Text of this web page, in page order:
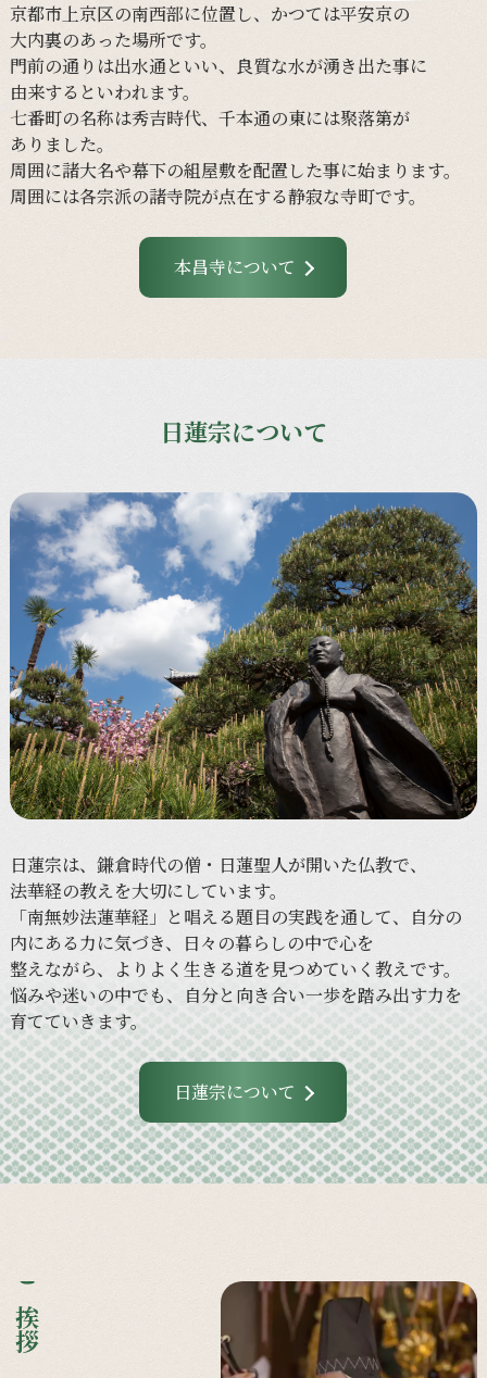
京都市上京区の南西部に位置し、 かつては平安京の
大内裏のあった場所です。
門前の通りは出水通といい、 良質な水が湧き出た事に
由来するといわれます。
七番町の名称は秀吉時代、 千本通の東には聚落第が
ありました。
周囲に諸大名や幕下の組屋敷を配置した事に始まります。
周囲には各宗派の諸寺院が点在する静寂な寺町です。
本昌寺について
日蓮宗について
日蓮宗は、 鎌倉時代の僧・日蓮聖人が開いた仏教で、
法華経の教えを大切にしています。
「南無妙法蓮華経」と唱える題目の実践を通して、
自分の
内にある力に気づき、 日々の暮らしの中で心を
整えながら、
より よく 生きる道を見つめていく 教えです。
悩みや迷いの中でも、 自分と向き合い一歩を踏み出す力を
育てていきます。
日蓮宗について
ご挨拶